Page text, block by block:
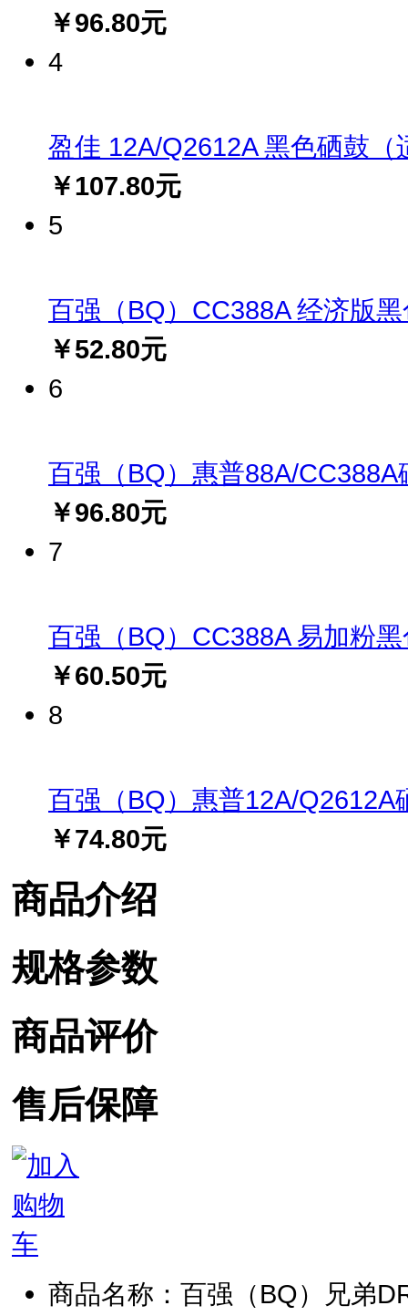
￥96.80元
4
盈佳 12A/Q2612A 黑色硒鼓
￥107.80元
5
百强（BQ）CC388A 经济版
￥52.80元
6
百强（BQ）惠普88A/
￥96.80元
7
百强（BQ）CC388A 易加粉
￥60.50元
8
百强（BQ）惠普12A/
￥74.80元
商品介绍
规格参数
商品评价
售后保障
商品名称：百强（BQ）兄弟